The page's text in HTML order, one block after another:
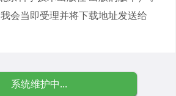
会当即受理并将下载地址发送给
系统维护中...